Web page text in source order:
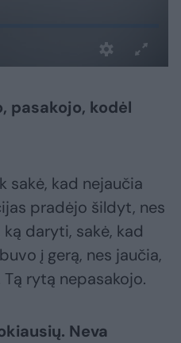
pasakojo, kodėl
sakė, kad nejaučia
pradėjo šildyt, nes
daryti, sakė, kad
į gerą, nes jaučia,
rytą nepasakojo.
Neva